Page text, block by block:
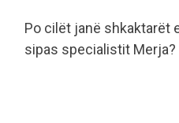
Po cilët janë shkaktarët
sipas specialistit Merja?